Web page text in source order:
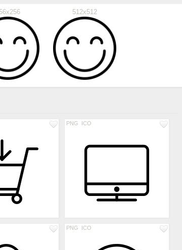
512x512
PNG ICO
PNG ICO